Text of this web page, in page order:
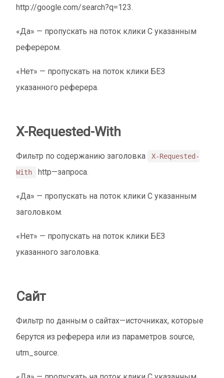
http://google.com/search?q=123.
«Да» — пропускать на поток клики С указанным
реферером.
«Нет» — пропускать на поток клики БЕЗ
указанного реферера.
X-Requested-With
Фильтр по содержанию заголовка
X-Requested-
With
http—запроса.
«Да» — пропускать на поток клики С указанным
заголовком.
«Нет» — пропускать на поток клики БЕЗ
указанного заголовка.
Сайт
Фильтр по данным о сайтах—источниках, которые
берутся из реферера или из параметров source,
utm_source.